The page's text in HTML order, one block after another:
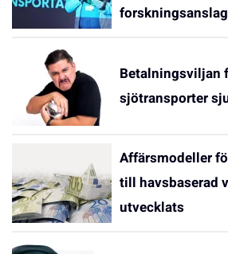
forskningsanslag
Betalningsviljan
sjötransporter
Affärsmodeller
till havsbaserad
utvecklats